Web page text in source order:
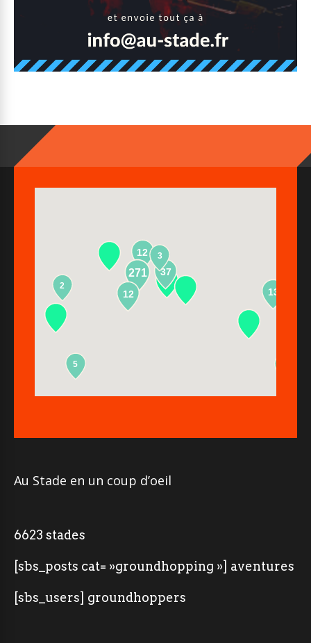
12
271
13
37
2
5
12
3
Au Stade en un coup d’oeil
6623 stades
[sbs_posts cat= »groundhopping »] aventures
[sbs_users] groundhoppers